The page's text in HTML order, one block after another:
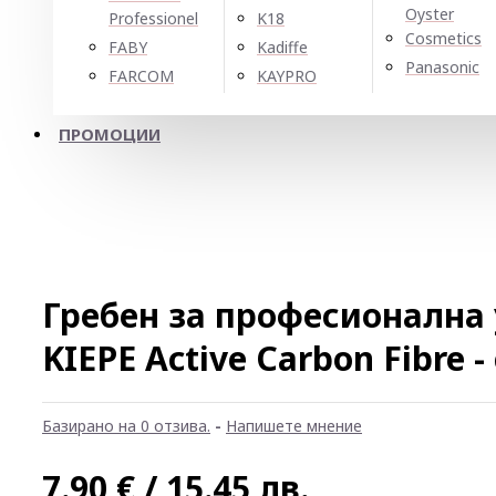
Professionel
FABY
FARCOM
K18
Kadiffe
KAYPRO
Oyster
Cosmetics
Panasonic
ПРОМОЦИИ
Гребен за професионална
KIEPE Active Carbon Fibre -
Базирано на 0 отзива. - Напишете мнение